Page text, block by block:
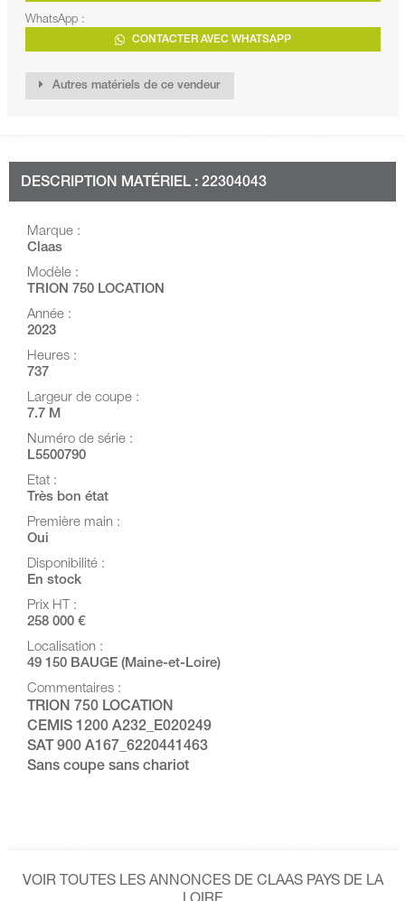
WhatsApp :
CONTACTER AVEC WHATSAPP
Autres matériels de ce vendeur
DESCRIPTION MATÉRIEL : 22304043
Marque :
Claas
Modèle :
TRION 750 LOCATION
Année :
2023
Heures :
737
Largeur de coupe :
7.7 M
Numéro de série :
L5500790
Etat :
Très bon état
Première main :
Oui
Disponibilité :
En stock
Prix HT :
258 000 €
Localisation :
49 150 BAUGE (Maine-et-Loire)
Commentaires :
TRION 750 LOCATION
CEMIS 1200 A232_E020249
SAT 900 A167_6220441463
Sans coupe sans chariot
VOIR TOUTES LES ANNONCES DE CLAAS PAYS DE LA